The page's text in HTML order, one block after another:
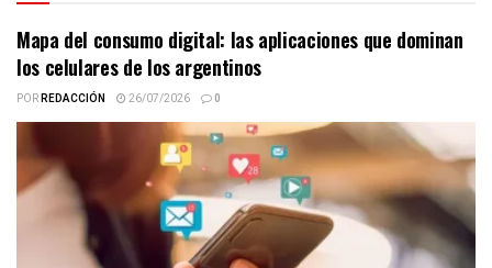
Mapa del consumo digital: las aplicaciones que dominan
los celulares de los argentinos
PORREDACCIÓN 26/07/2026 0